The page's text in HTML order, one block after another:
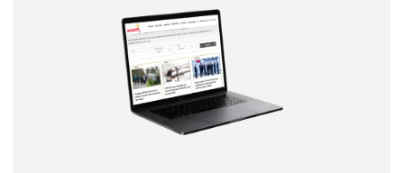
Correo electrónico
Tipo de comentario